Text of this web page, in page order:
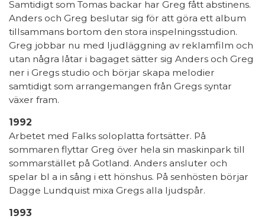
Samtidigt som Tomas backar har Greg fått abstinens.
Anders och Greg beslutar sig för att göra ett album
tillsammans bortom den stora inspelningsstudion.
Greg jobbar nu med ljudläggning av reklamfilm och
utan några låtar i bagaget sätter sig Anders och Greg
ner i Gregs studio och börjar skapa melodier
samtidigt som arrangemangen från Gregs syntar
växer fram.
1992
Arbetet med Falks soloplatta fortsätter. På
sommaren flyttar Greg över hela sin maskinpark till
sommarstället på Gotland. Anders ansluter och
spelar bl a in sång i ett hönshus. På senhösten börjar
Dagge Lundquist mixa Gregs alla ljudspår.
1993